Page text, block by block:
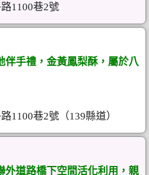
1100巷2號
伴手禮，金黃鳳梨酥，屬於八
1100巷2號（139縣道）
外道路橋下空間活化利用，親